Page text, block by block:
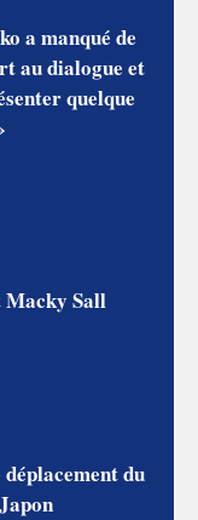
a manqué de
au dialogue et
quelque
Macky Sall
du